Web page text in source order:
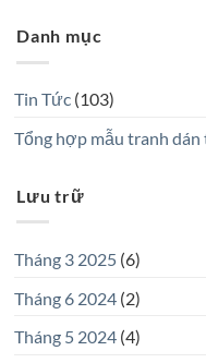
Danh mục
Tin Tức(103)
Tổng hợp mẫu tranh
Lưu trữ
Tháng 3 2025(6)
Tháng 6 2024(2)
Tháng 5 2024(4)